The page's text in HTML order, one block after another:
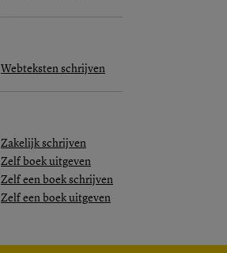
Webteksten schrijven
Zakelijk schrijven
Zelf boek uitgeven
Zelf een boek schrijven
Zelf een boek uitgeven